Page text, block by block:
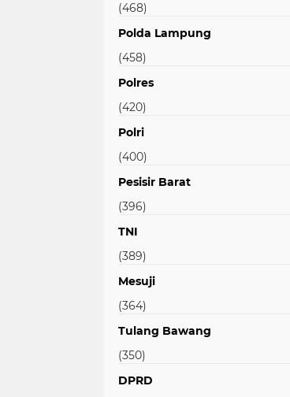
(468)
Polda Lampung
(458)
Polres
(420)
Polri
(400)
Pesisir Barat
(396)
TNI
(389)
Mesuji
(364)
Tulang Bawang
(350)
DPRD